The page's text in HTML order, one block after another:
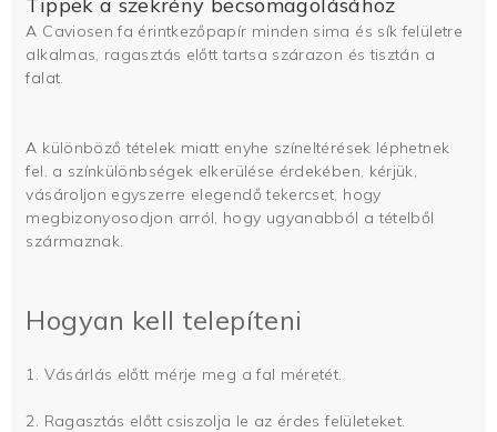
A Caviosen fa érintkezőpapír minden sima és sík felületre
alkalmas, ragasztás előtt tartsa szárazon és tisztán a
falat.
A különböző tételek miatt enyhe színeltérések léphetnek
fel. a színkülönbségek elkerülése érdekében, kérjük,
vásároljon egyszerre elegendő tekercset, hogy
megbizonyosodjon arról, hogy ugyanabból a tételből
származnak.
Hogyan kell telepíteni
1. Vásárlás előtt mérje meg a fal méretét.
2. Ragasztás előtt csiszolja le az érdes felületeket.